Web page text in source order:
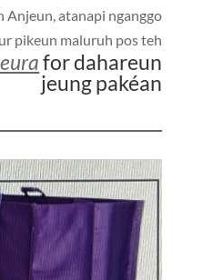
Anjeun, atanapi nganggo
pikeun maluruh pos teh.
for dahareun
jeung pakéan